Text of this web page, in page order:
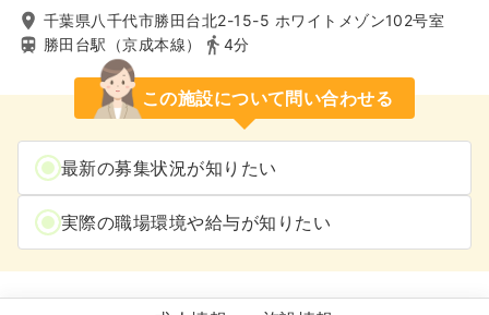
千葉県八千代市勝田台北2-15-5 ホワイトメゾン102号室
勝田台駅（京成本線）
4分
この施設について問い合わせる
最新の募集状況が知りたい
実際の職場環境や給与が知りたい
訪問看護ステーションスマイルリンク 八千代事業所